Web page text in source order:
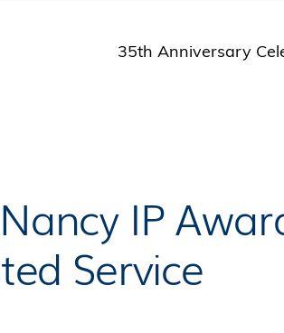
35th Anniversary
IP
Service